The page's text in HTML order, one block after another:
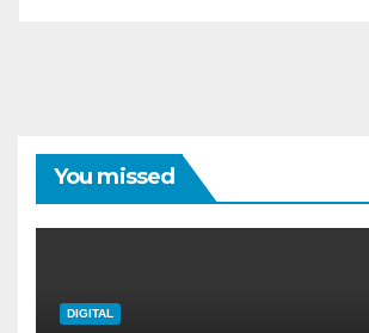
You missed
DIGITAL